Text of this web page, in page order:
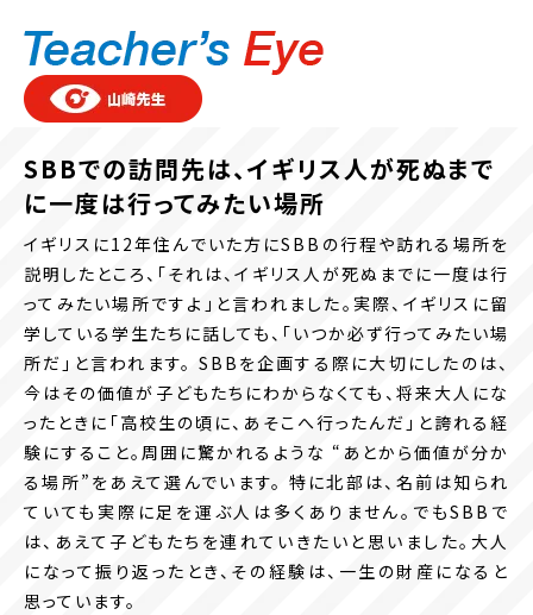
SBBでの訪問先は、イギリス人が死ぬまで
に一度は行ってみたい場所
イギリスに12年住んでいた方にSBBの行程や訪れる場所を
説明したところ、「それは、イギリス人が死ぬまでに一度は行
ってみたい場所ですよ」と言われました。実際、イギリスに留
学している学生たちに話しても、「いつか必ず行ってみたい場
所だ」と言われます。 SBBを企画する際に大切にしたのは、
今はその価値が子どもたちにわからなくても、将来大人にな
ったときに「高校生の頃に、あそこへ行ったんだ」と誇れる経
験にすること。周囲に驚かれるような “あとから価値が分か
る場所”をあえて選んでいます。 特に北部は、名前は知られ
ていても実際に足を運ぶ人は多くありません。でもSBBで
は、あえて子どもたちを連れていきたいと思いました。大人
になって振り返ったとき、その経験は、一生の財産になると
思っています。